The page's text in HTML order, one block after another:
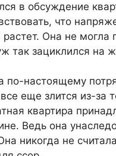
в обсуждение
что
растет. Она не могла
так зациклился на
по-настоящему
еще злится из-за
квартира
Ведь она
никогда не